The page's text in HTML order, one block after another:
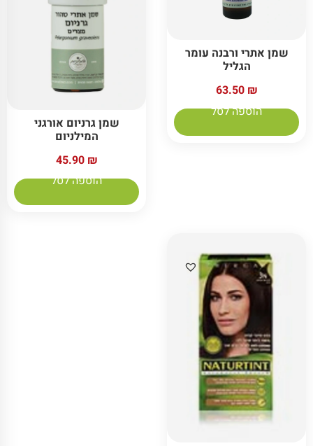
שמן אתרי ורבנה עומר
הגליל
63.50 ₪
הוספה לסל
שמן גרניום אורגני
המילניום
45.90 ₪
הוספה לסל